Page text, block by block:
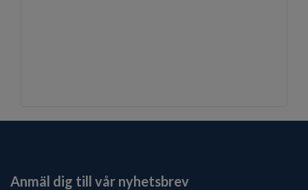
Anmäl dig till vår nyhetsbrev